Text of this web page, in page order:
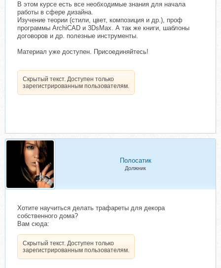
В этом курсе есть все необходимые знания для начала
работы в сфере дизайна.
Изучение теории (стили, цвет, композиция и др.), проф
программы ArchiCAD и 3DsMax. А так же книги, шаблоны
договоров и др. полезные инструменты.
Материал уже доступен. Присоединяйтесь!
Скрытый текст. Доступен только
зарегистрированным пользователям.
Полосатик
Должник
Хотите научиться делать трафареты для декора
собственного дома?
Вам сюда:
Скрытый текст. Доступен только
зарегистрированным пользователям.